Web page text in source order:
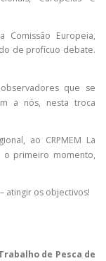
Comissão Europeia,
de profícuo debate.
que se
a nós, nesta troca
ao CRPMEM La
o primeiro momento,
atingir os objectivos!
de Pesca de